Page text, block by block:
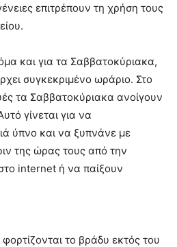
επιτρέπουν τη χρήση τους
και για τα Σαββατοκύριακα,
συγκεκριμένο ωράριο. Στο
τα Σαββατοκύριακα ανοίγουν
γίνεται για να
ύπνο και να ξυπνάνε με
της ώρας τους από την
internet ή να παίξουν
φορτίζονται το βράδυ εκτός του